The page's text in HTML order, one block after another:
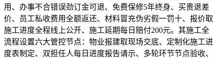
用、办事不合错误劲订金可退、免费保修5年终身、买贵退差
价、员工私收费用全额返还、材料冒充伪劣假一罚十、报价取
施工进度全程线上公开、施工延期每日赔付200元。其施工全
流程设置六大管控节点：物业报建取现场交底、定制化施工进
度表制定、双担任人每日进度报告请示、多轮环节节点验收、